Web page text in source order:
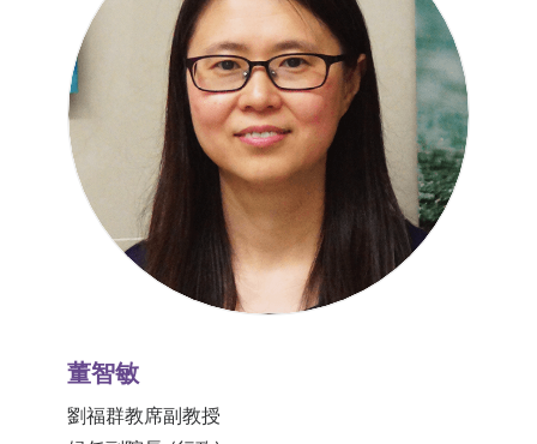
董智敏
劉福群教席副教授